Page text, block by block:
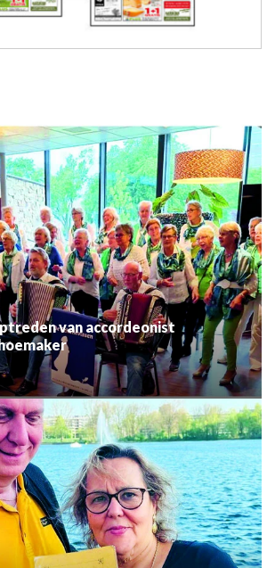
van accordeonist